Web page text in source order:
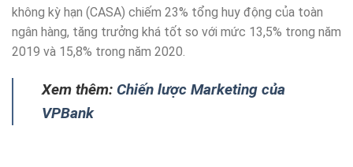
không kỳ hạn (CASA) chiếm 23% tổng huy động của toàn
ngân hàng, tăng trưởng khá tốt so với mức 13,5% trong năm
2019 và 15,8% trong năm 2020.
Xem thêm: Chiến lược Marketing của
VPBank